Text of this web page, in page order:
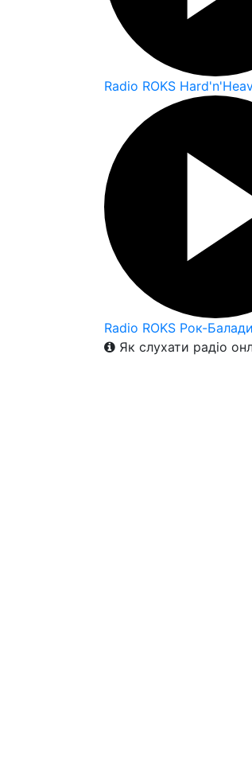
Radio ROKS
Radio ROKS Рок-Балади
Як слухати радіо